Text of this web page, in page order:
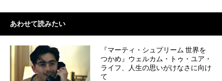
あわせて読みたい
『マーティ・シュプリーム 世界を
つかめ』ウェルカム・トゥ・ユア・
ライフ、人生の思いがけなさに向け
て